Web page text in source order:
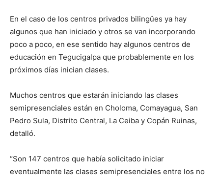
En el caso de los centros privados bilingües ya hay
algunos que han iniciado y otros se van incorporando
poco a poco, en ese sentido hay algunos centros de
educación en Tegucigalpa que probablemente en los
próximos días inician clases.
Muchos centros que estarán iniciando las clases
semipresenciales están en Choloma, Comayagua, San
Pedro Sula, Distrito Central, La Ceiba y Copán Ruinas,
detalló.
“Son 147 centros que había solicitado iniciar
eventualmente las clases semipresenciales entre los no